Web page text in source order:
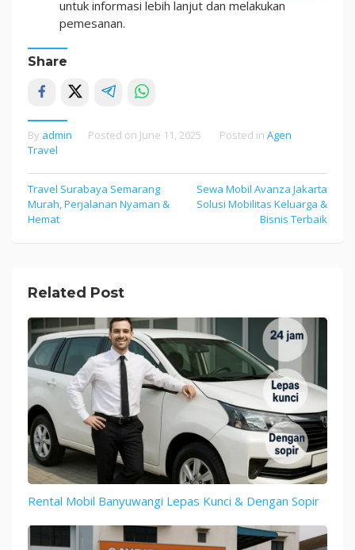
untuk informasi lebih lanjut dan melakukan
pemesanan.
Share
By admin Posted on June 11, 2025 Posted in Agen
Travel
Post
navigation
Travel Surabaya Semarang
Murah, Perjalanan Nyaman &
Hemat
Sewa Mobil Avanza Jakarta
Solusi Mobilitas Keluarga &
Bisnis Terbaik
Related Post
Rental Mobil Banyuwangi Lepas Kunci & Dengan Sopir